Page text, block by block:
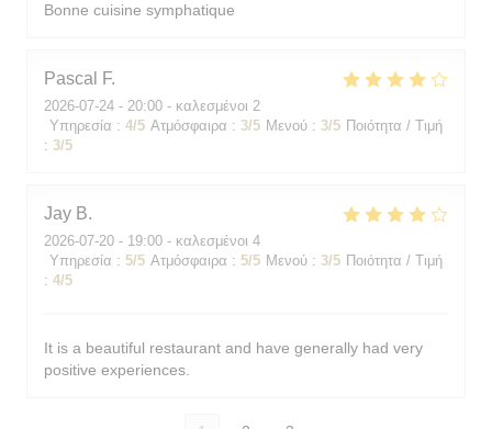
Bonne cuisine symphatique
Pascal F
2026-07-24 - 20:00 - καλεσμένοι 2
Υπηρεσία : 4/5 Ατμόσφαιρα : 3/5 Μενού : 3/5 Ποιότητα / Τιμή
: 3/5
Jay B
2026-07-20 - 19:00 - καλεσμένοι 4
Υπηρεσία : 5/5 Ατμόσφαιρα : 5/5 Μενού : 3/5 Ποιότητα / Τιμή
: 4/5
It is a beautiful restaurant and have generally had very
positive experiences.